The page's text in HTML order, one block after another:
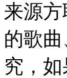
来源
的歌
究，